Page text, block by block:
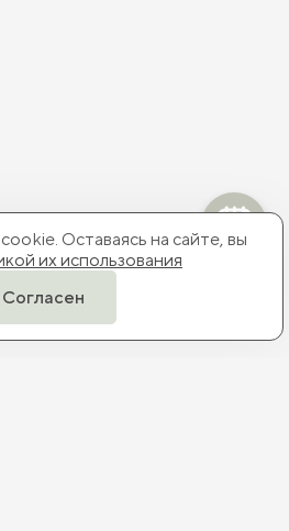
Оставаясь на сайте, вы
их использования
Согласен